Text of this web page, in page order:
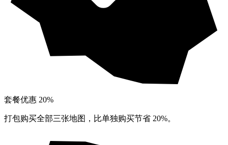
套餐优惠 20%
打包购买全部三张地图，比单独购买节省 20%。